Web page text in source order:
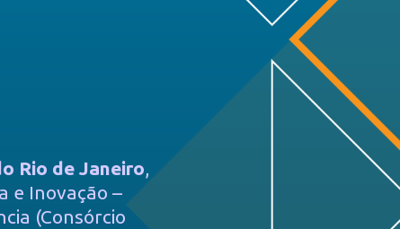
Rio de Janeiro,
e Inovação –
(Consórcio